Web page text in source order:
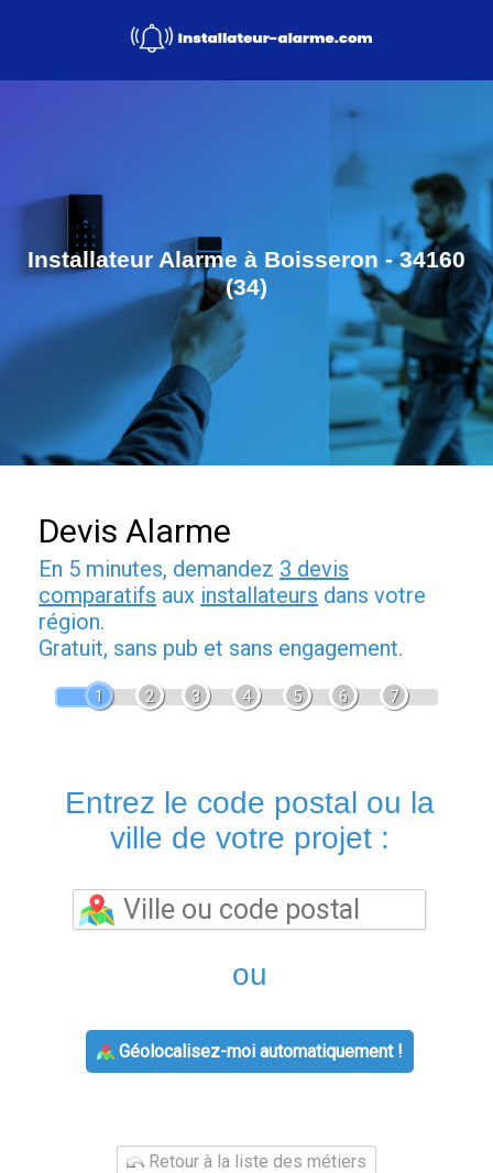
Installateur Alarme à Boisseron - 34160
(34)
Devis Alarme
En 5 minutes, demandez 3 devis
comparatifs aux installateurs dans votre
région.
Gratuit, sans pub et sans engagement.
1 2 3 4 5 6 7
Entrez le code postal ou la
ville de votre projet :
ou
Géolocalisez-moi automatiquement !
Retour à la liste des métiers